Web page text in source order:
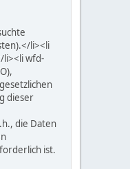
li><li
li><li wfd-
dieser
die Daten
ist.